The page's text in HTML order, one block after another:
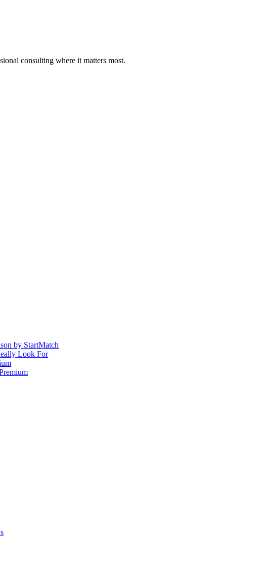
consulting where it matters most.
by StartMatch
Look For